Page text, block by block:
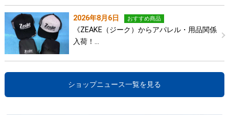
2026年8月6日 おすすめ商品
《ZEAKE（ジーク）からアパレル・用品関係
入荷！…
ショップニュース一覧を見る